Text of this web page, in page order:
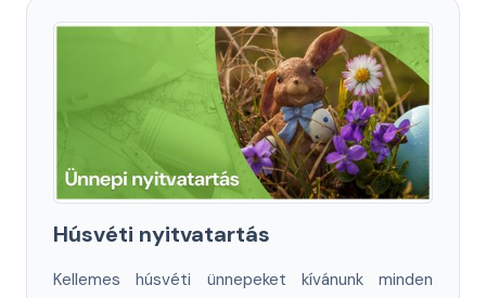
Húsvéti nyitvatartás
Kellemes húsvéti ünnepeket kívánunk minden